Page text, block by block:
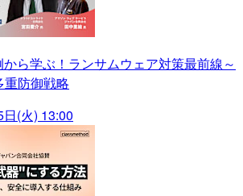
から学ぶ！ランサムウェア対策最前線～
防御戦略
(火) 13:00